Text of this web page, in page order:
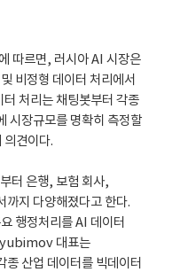
르면, 러시아 AI 시장은
비정형 데이터 처리에서
처리는 채팅봇부터 각종
시장규모를 명확히 측정할
견이다.
터 은행, 보험 회사,
까지 다양해졌다고 한다.
행정처리를 AI 데이터
대표는
산업 데이터를 빅데이터